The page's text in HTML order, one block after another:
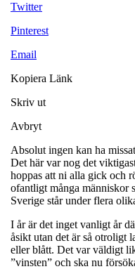
Twitter
Pinterest
Email
Kopiera Länk
Skriv ut
Avbryt
Absolut ingen kan ha
Det här var nog det
hoppas att ni alla gick och
ofantligt många människor
Sverige står under flera
I år är det inget vanligt år
åsikt utan det är så otroligt
eller blått. Det var väldigt
”vinsten” och ska nu